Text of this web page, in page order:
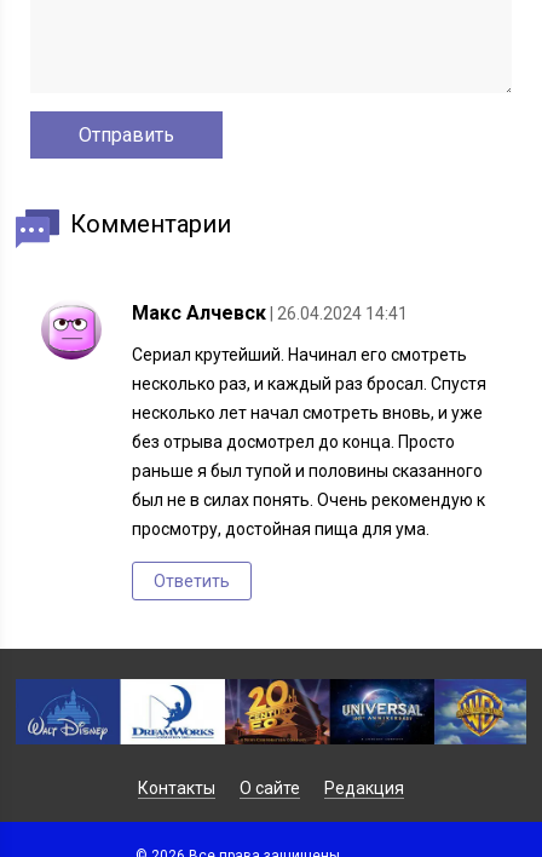
Комментарии
Макс Алчевск | 26.04.2024 14:41
Сериал крутейший. Начинал его смотреть
несколько раз, и каждый раз бросал. Спустя
несколько лет начал смотреть вновь, и уже
без отрыва досмотрел до конца. Просто
раньше я был тупой и половины сказанного
был не в силах понять. Очень рекомендую к
просмотру, достойная пища для ума.
Ответить
Контакты О сайте Редакция